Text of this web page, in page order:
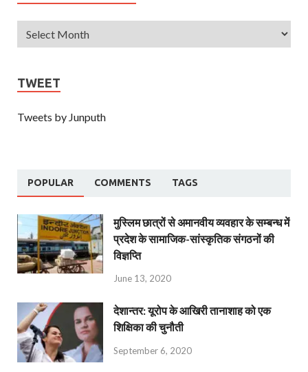
TWEET
Tweets by Junputh
POPULAR COMMENTS TAGS
मुस्लिम छात्रों से अमानवीय व्यवहार के सम्बन्ध में
प्रदेश के सामाजिक-सांस्कृतिक संगठनों की
विज्ञप्ति
June 13, 2020
देशान्‍तर: यूरोप के आखिरी तानाशाह को एक
शिक्षिका की चुनौती
September 6, 2020